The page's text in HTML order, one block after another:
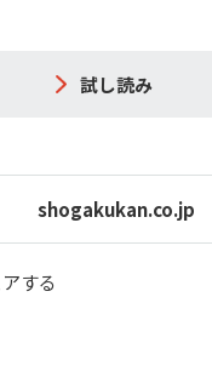
試し読み
shogakukan.co.jp
する